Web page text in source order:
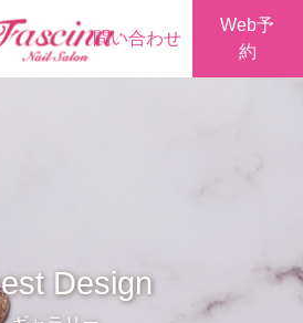
問い合わせ
Web予
約
Design